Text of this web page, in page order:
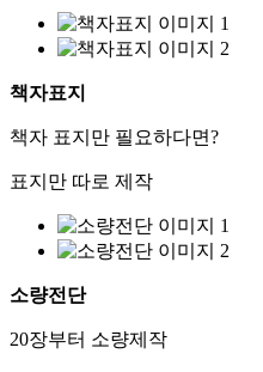
책자표지
책자 표지만 필요하다면?
표지만 따로 제작
소량전단
20장부터 소량제작